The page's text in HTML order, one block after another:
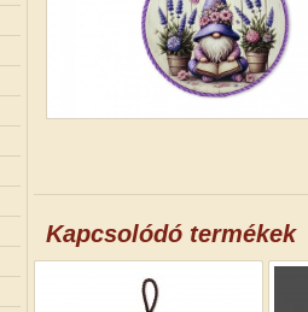
Kapcsolódó termékek